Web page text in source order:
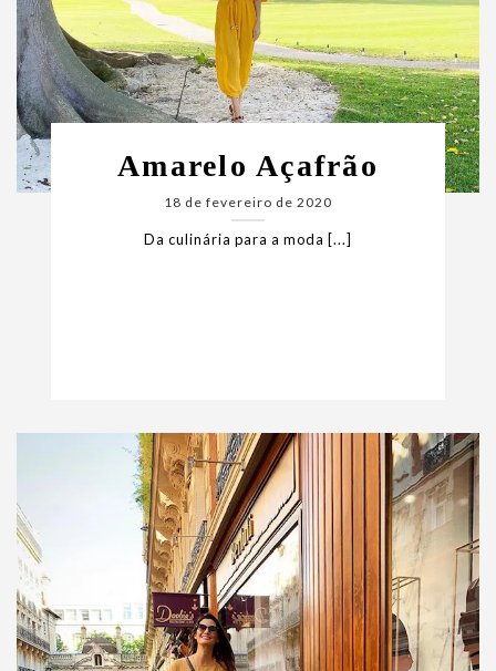
Amarelo Açafrão
18 de fevereiro de 2020
Da culinária para a moda [...]